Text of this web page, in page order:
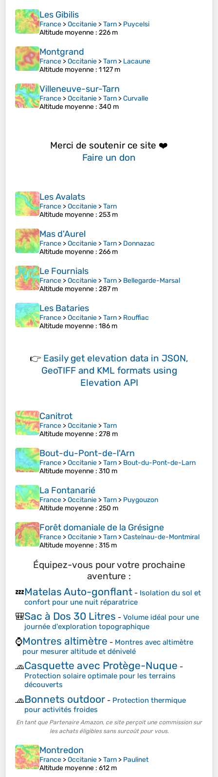
Les Gibilis
France >Occitanie >Tarn > Puycelsi
Altitude moyenne : 226 m
Montgrand
France >Occitanie >Tarn > Lacaune
Altitude moyenne : 1 127 m
Villeneuve-sur-Tarn
France >Occitanie >Tarn >Curvalle
Altitude moyenne : 340 m
Merci de soutenir ce site ❤️
Faire un don
Les Avalats
France >Occitanie >Tarn
Altitude moyenne : 253 m
Mas d'Aurel
France >Occitanie >Tarn > Donnazac
Altitude moyenne : 266 m
Le Fournials
France >Occitanie >Tarn > Bellegarde-Marsal
Altitude moyenne : 287 m
Les Bataries
France >Occitanie >Tarn > Rouffiac
Altitude moyenne : 186 m
👉 Easily get elevation data in JSON,
GeoTIFF and KML formats using
Elevation API
Canitrot
France >Occitanie >Tarn
Altitude moyenne : 278 m
Bout-du-Pont-de-l'Arn
France >Occitanie >Tarn > Bout-du-Pont-de-Larn
Altitude moyenne : 310 m
La Fontanarié
France >Occitanie >Tarn > Puygouzon
Altitude moyenne : 250 m
Forêt domaniale de la Grésigne
France >Occitanie >Tarn >Castelnau-de-Montmiral
Altitude moyenne : 315 m
Équipez-vous pour votre prochaine
aventure :
💤Matelas Auto-gonflant - Isolation du sol et
confort pour une nuit réparatrice
🎒Sac à Dos 30 Litres - Volume idéal pour une
journée d'exploration topographique
⌚Montres altimètre - Montres avec altimètre
pour mesurer altitude et dénivelé
🧢Casquette avec Protège-Nuque -
Protection solaire optimale pour les terrains
découverts
🧢Bonnets outdoor - Protection thermique
pour activités froides
En tant que Partenaire Amazon, ce site perçoit une commission sur
les achats éligibles sans surcoût pour vous.
Montredon
France >Occitanie >Tarn > Paulinet
Altitude moyenne : 612 m